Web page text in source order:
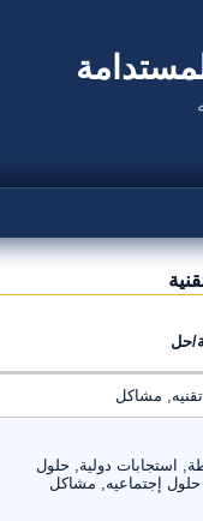
مشاكل
استجابات دولية, حلول
إجتماعيه, مشاكل